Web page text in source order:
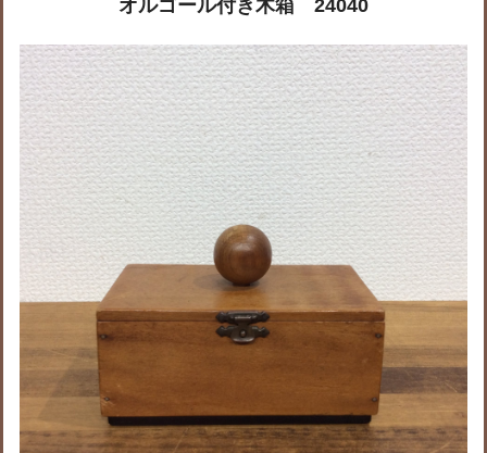
オルゴール付き木箱 24040